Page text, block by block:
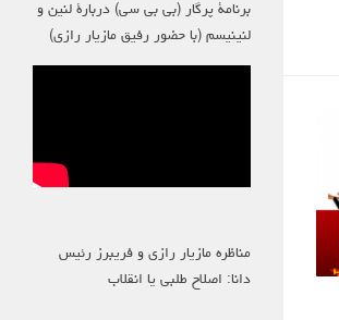
برنامۀ پرگار (بی بی سی) دربارۀ لنین و
لنینیسم (با حضور رفیق مازیار رازی)
مناظره مازیار رازی و فریبرز رئیس
دانا: اصلاح طلبی یا انقلاب